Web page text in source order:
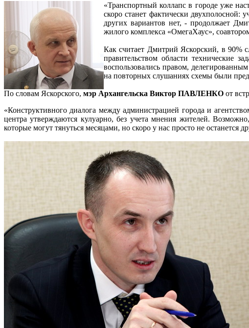
«Транспортный коллапс в городе уже
скоро станет фактически двухполосной:
других вариантов нет, - продолжает
жилого комплекса «ОмегаХаус»,
Как считает Дмитрий Яскорский, в 90%
правительством области технические
воспользовались правом,
на повторных слушаниях схемы были
По словам Яскорского, мэр Архангельска Виктор ПАВЛЕНКО от
«Конструктивного диалога между администрацией города и
центра утверждаются кулуарно, без учета мнения жителей.
которые могут тянуться месяцами, но скоро у нас просто не останется